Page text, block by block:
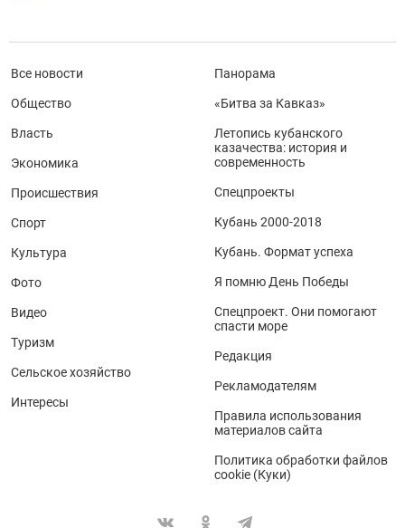
Все новости
Общество
Власть
Экономика
Происшествия
Спорт
Культура
Фото
Видео
Туризм
Сельское хозяйство
Интересы
Панорама
«Битва за Кавказ»
Летопись кубанского
казачества: история и
современность
Спецпроекты
Кубань 2000-2018
Кубань. Формат успеха
Я помню День Победы
Спецпроект. Они помогают
спасти море
Редакция
Рекламодателям
Правила использования
материалов сайта
Политика обработки файлов
cookie (Куки)